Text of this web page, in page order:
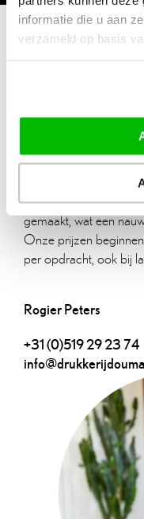
informatie die u aan
verzameld op basis
vakmanschap en
graag een
komt te staan. Bij
bijvoorbeeld voor elk
gemaakt, wat een
Onze prijzen
per opdracht, ook bij
Rogier Peters
+31 (0)519 29 23 74